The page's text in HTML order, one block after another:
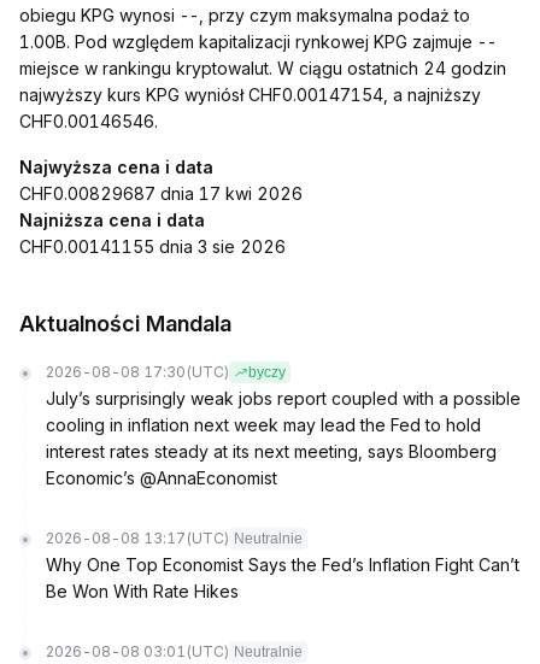
obiegu KPG wynosi --, przy czym maksymalna podaż to
1.00B. Pod względem kapitalizacji rynkowej KPG zajmuje --
miejsce w rankingu kryptowalut. W ciągu ostatnich 24 godzin
najwyższy kurs KPG wyniósł CHF0.00147154, a najniższy
CHF0.00146546.
Najwyższa cena i data
CHF0.00829687 dnia 17 kwi 2026
Najniższa cena i data
CHF0.00141155 dnia 3 sie 2026
Aktualności Mandala
2026-08-08 17:30 (UTC) byczy
July’s surprisingly weak jobs report coupled with a possible
cooling in inflation next week may lead the Fed to hold
interest rates steady at its next meeting, says Bloomberg
Economic’s @AnnaEconomist
2026-08-08 13:17 (UTC) Neutralnie
Why One Top Economist Says the Fed’s Inflation Fight Can’t
Be Won With Rate Hikes
2026-08-08 03:01 (UTC) Neutralnie